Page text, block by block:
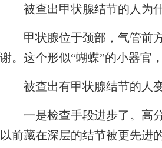
被查出甲状腺结节的人为
甲状腺位于颈部，气管前方
谢。这个形似“蝴蝶”的小器官
被查出有甲状腺结节的人
一是检查手段进步了。高分
以前藏在深层的结节被更先进